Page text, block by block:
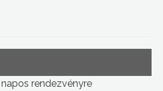
rendezvényre